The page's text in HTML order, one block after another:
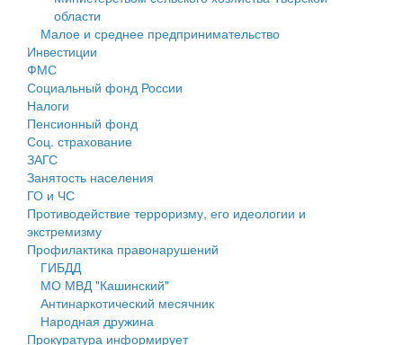
Социальная защита
Фотоальбом
Муниципальные услуги
Проекты административных регламентов
Антимонопольный комплаенс
Противодействие коррупции
Информационная поддержка субъектов малого и
среднего предпринимательства
Муниципальные программы
Контрольно-счетная палата
Персональные данные
Оценка регулирующего воздействия
Деятельность МУ
Нормативы градостроительного проектирования
Правила землепользования и застройки
Генеральные планы
области
Малое и среднее предпринимательство
Инвестиции
ФМС
Социальный фонд России
Налоги
Пенсионный фонд
Соц. страхование
ЗАГС
Занятость населения
ГО и ЧС
Противодействие терроризму, его идеологии и
экстремизму
Профилактика правонарушений
ГИБДД
МО МВД "Кашинский"
Антинаркотический месячник
Народная дружина
Прокуратура информирует